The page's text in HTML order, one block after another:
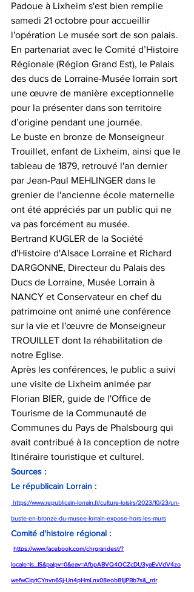
Padoue à Lixheim s'est bien remplie
samedi 21 octobre pour accueillir
l'opération Le musée sort de son palais.
En partenariat avec le Comité d’Histoire
Régionale (Région Grand Est), le Palais
des ducs de Lorraine-Musée lorrain sort
une œuvre de manière exceptionnelle
pour la présenter dans son territoire
d’origine pendant une journée.
Le buste en bronze de Monseigneur
Trouillet, enfant de Lixheim, ainsi que le
tableau de 1879, retrouvé l'an dernier
par Jean-Paul MEHLINGER dans le
grenier de l'ancienne école maternelle
ont été appréciés par un public qui ne
va pas forcément au musée.
Bertrand KUGLER de la Société
d'Histoire d'Alsace Lorraine et Richard
DARGONNE, Directeur du Palais des
Ducs de Lorraine, Musée Lorrain à
NANCY et Conservateur en chef du
patrimoine ont animé une conférence
sur la vie et l'œuvre de Monseigneur
TROUILLET dont la réhabilitation de
notre Eglise.
Après les conférences, le public a suivi
une visite de Lixheim animée par
Florian BIER, guide de l'Office de
Tourisme de la Communauté de
Communes du Pays de Phalsbourg qui
avait contribué à la conception de notre
Itinéraire touristique et culturel.
Sources :
Le républicain Lorrain :
https://www.republicain-lorrain.fr/culture-loisirs/2023/10/23/un-
buste-en-bronze-du-musee-lorrain-expose-hors-les-murs
Comité d'histoire régional :
https://www.facebook.com/chrgrandest/?
locale=is_IS&paipv=0&eav=AfbpABVQ4OCZcDU3yaEvVdV4zo
wefwCIqriCYnvn6Sj-Un4pHmLnx08eob81jjPBb7s&_rdr